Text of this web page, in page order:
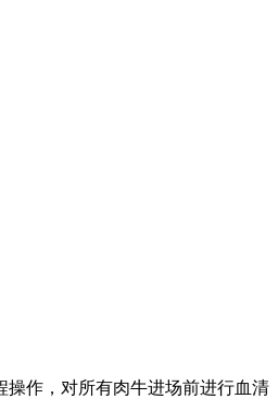
操作，对所有肉牛进场前进行血清